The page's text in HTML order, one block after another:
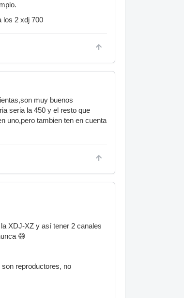
los 2 xdj 700
muy buenos
seria la 450 y el resto que
uno,pero tambien ten en cuenta
XDJ-XZ y así tener 2 canales
😅
reproductores, no